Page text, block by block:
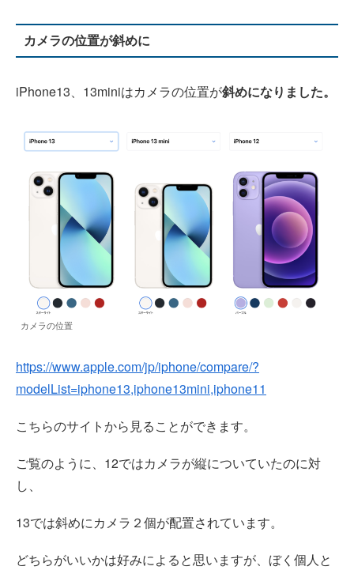
カメラの位置が斜めに
iPhone13、13miniはカメラの位置が斜めになりました。
カメラの位置
https://www.apple.com/jp/iphone/compare/?
modelList=iphone13,iphone13mini,iphone11
こちらのサイトから見ることができます。
ご覧のように、12ではカメラが縦についていたのに対
し、
13では斜めにカメラ２個が配置されています。
どちらがいいかは好みによると思いますが、ぼく個人と